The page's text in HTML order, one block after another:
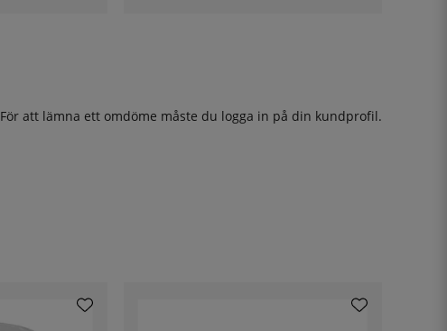
För att lämna ett omdöme måste du logga in på din kundprofil.